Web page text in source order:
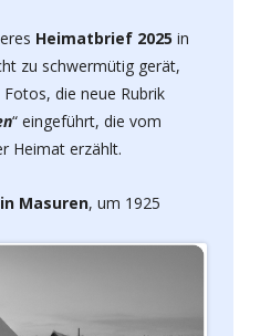
Heimatbrief 2025 in
zu schwermütig gerät,
die neue Rubrik
“ eingeführt, die vom
Heimat erzählt.
Masuren, um 1925